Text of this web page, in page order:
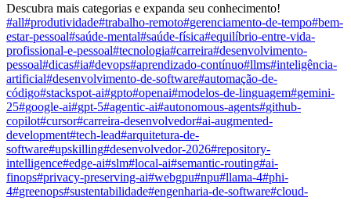
Descubra mais categorias e expanda seu conhecimento!
#all#produtividade#trabalho-remoto#gerenciamento-de-tempo#bem-
estar-pessoal#saúde-mental#saúde-física#equilíbrio-entre-vida-
profissional-e-pessoal#tecnologia#carreira#desenvolvimento-
pessoal#dicas#ia#devops#aprendizado-contínuo#llms#inteligência-
artificial#desenvolvimento-de-software#automação-de-
código#stackspot-ai#gpto#openai#modelos-de-linguagem#gemini-
25#google-ai#gpt-5#agentic-ai#autonomous-agents#github-
copilot#cursor#carreira-desenvolvedor#ai-augmented-
development#tech-lead#arquitetura-de-
software#upskilling#desenvolvedor-2026#repository-
intelligence#edge-ai#slm#local-ai#semantic-routing#ai-
finops#privacy-preserving-ai#webgpu#npu#llama-4#phi-
4#greenops#sustentabilidade#engenharia-de-software#cloud-